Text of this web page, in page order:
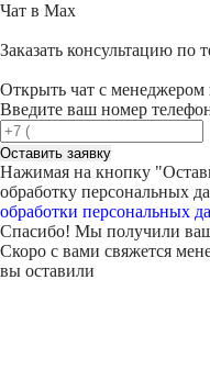
Чат в Max
Заказать консультацию по
Открыть чат с менеджером
Введите ваш номер
Оставить заявку
Нажимая на кнопку "
обработку персональных
обработки персональных
Спасибо! Мы получили
Скоро с вами свяжется
вы оставили